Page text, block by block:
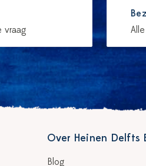
vraag
Over Heinen Delfts
Blog